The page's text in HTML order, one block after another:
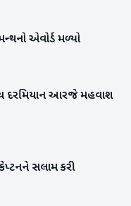
એવોર્ડ મળ્યો
દરમિયાન આરજે મહવાશ
સલામ કરી